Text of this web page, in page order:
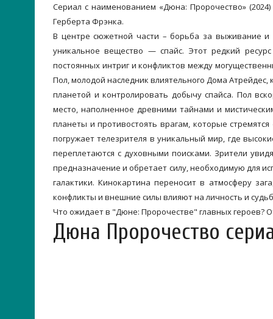
Сериал с наименованием «Дюна: Пророчество»
Герберта Фрэнка.
В центре сюжетной части – борьба за выживание и
уникальное вещество — спайс. Этот редкий
постоянных интриг и конфликтов между
Пол, молодой наследник влиятельного Дома
планетой и контролировать добычу спайса. Пол
место, наполненное древними тайнами и
планеты и противостоять врагам, которые
погружает телезрителя в уникальный мир, где
переплетаются с духовными поисками. Зрители
предназначение и обретает силу, необходимую для
галактики. Кинокартина переносит в атмосферу
конфликты и внешние силы влияют на личность и
Что ожидает в "Дюне: Пророчестве" главных героев?
Дюна Пророчество